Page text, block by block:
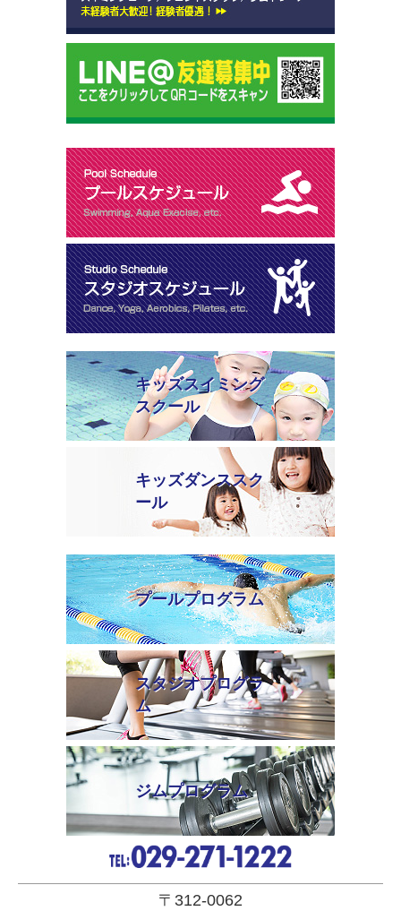
キッズスイミング
スクール
キッズダンススク
ール
プールプログラム
スタジオプログラ
ム
ジムプログラム
〒312-0062